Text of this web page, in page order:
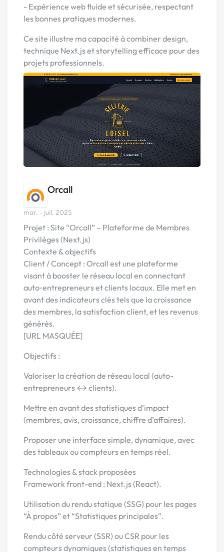
- Expérience web fluide et sécurisée, respectant
les bonnes pratiques modernes.
Ce site illustre ma capacité à combiner design,
technique Next.js et storytelling efficace pour des
projets professionnels.
Orcall
mar. - juil. 2025
Projet : Site “Orcall” – Plateforme de Membres
Privilèges (Next.js)
Contexte & objectifs
Client / Concept : Orcall est une plateforme
visant à booster le réseau local en connectant
auto‑entrepreneurs et clients locaux. Elle met en
avant des indicateurs clés tels que la croissance
des membres, la satisfaction client, et les revenus
générés.
[URL MASQUÉE]
Objectifs :
Valoriser la création de réseau local (auto-
entrepreneurs ↔ clients).
Mettre en avant des statistiques d’impact
(membres, avis, croissance, chiffre d’affaires).
Proposer une interface simple, dynamique, avec
des tableaux ou compteurs en temps réel.
Technologies & stack proposées
Framework front-end : Next.js (React).
Utilisation du rendu statique (SSG) pour les pages
“À propos” et “Statistiques principales”.
Rendu côté serveur (SSR) ou CSR pour les
compteurs dynamiques (statistiques en temps